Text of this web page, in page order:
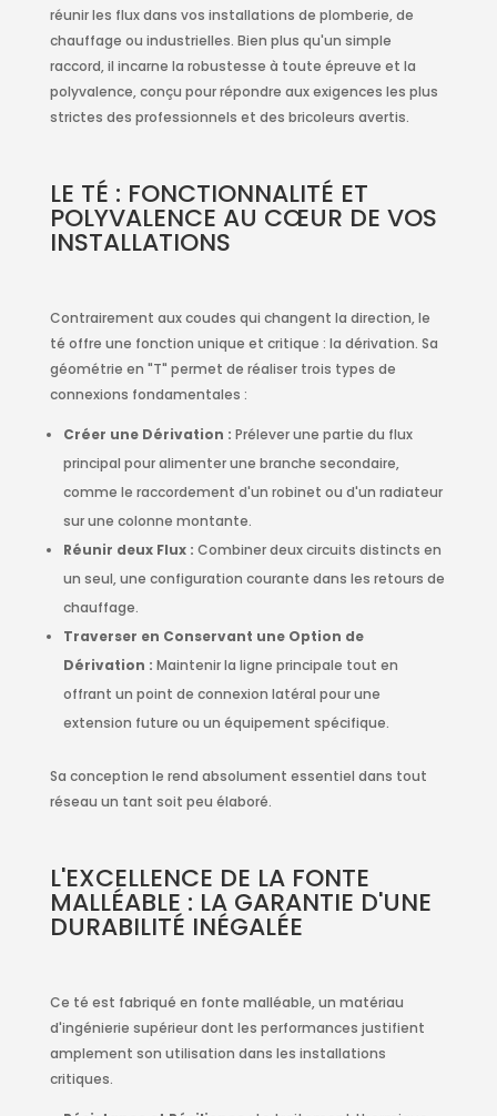
réunir les flux dans vos installations de plomberie, de
chauffage ou industrielles. Bien plus qu'un simple
raccord, il incarne la robustesse à toute épreuve et la
polyvalence, conçu pour répondre aux exigences les plus
strictes des professionnels et des bricoleurs avertis.
LE TÉ : FONCTIONNALITÉ ET
POLYVALENCE AU CŒUR DE VOS
INSTALLATIONS
Contrairement aux coudes qui changent la direction, le
té offre une fonction unique et critique : la dérivation. Sa
géométrie en "T" permet de réaliser trois types de
connexions fondamentales :
Créer une Dérivation : Prélever une partie du flux
principal pour alimenter une branche secondaire,
comme le raccordement d'un robinet ou d'un radiateur
sur une colonne montante.
Réunir deux Flux : Combiner deux circuits distincts en
un seul, une configuration courante dans les retours de
chauffage.
Traverser en Conservant une Option de
Dérivation : Maintenir la ligne principale tout en
offrant un point de connexion latéral pour une
extension future ou un équipement spécifique.
Sa conception le rend absolument essentiel dans tout
réseau un tant soit peu élaboré.
L'EXCELLENCE DE LA FONTE
MALLÉABLE : LA GARANTIE D'UNE
DURABILITÉ INÉGALÉE
Ce té est fabriqué en fonte malléable, un matériau
d'ingénierie supérieur dont les performances justifient
amplement son utilisation dans les installations
critiques.